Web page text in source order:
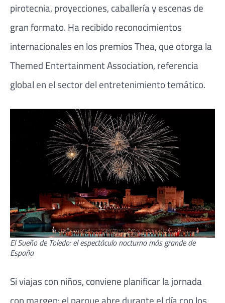
pirotecnia, proyecciones, caballería y escenas de
gran formato. Ha recibido reconocimientos
internacionales en los premios Thea, que otorga la
Themed Entertainment Association, referencia
global en el sector del entretenimiento temático.
El Sueño de Toledo: el espectáculo nocturno más grande de
España
Si viajas con niños, conviene planificar la jornada